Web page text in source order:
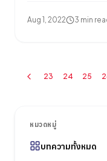
หมวดหมู่
บทความทั้งหมด
ปัจจุบันจะมีซอฟแวร์
การทำงานของนักพัฒน
ลาร์ของ WordPress ไ
Aug 1, 2022 3 min
23 24 25